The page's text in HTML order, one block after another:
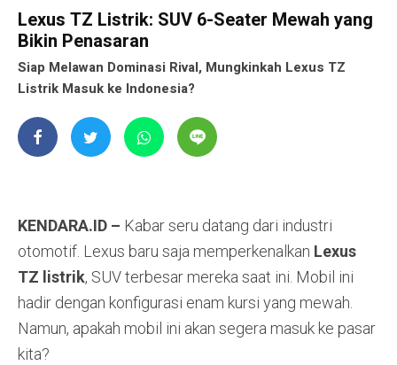
Lexus TZ Listrik: SUV 6-Seater Mewah yang
Bikin Penasaran
Siap Melawan Dominasi Rival, Mungkinkah Lexus TZ
Listrik Masuk ke Indonesia?
KENDARA.ID – Kabar seru datang dari industri
otomotif. Lexus baru saja memperkenalkan Lexus
TZ listrik, SUV terbesar mereka saat ini. Mobil ini
hadir dengan konfigurasi enam kursi yang mewah.
Namun, apakah mobil ini akan segera masuk ke pasar
kita?